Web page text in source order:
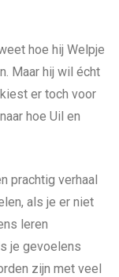
hoe hij Welpje
Maar hij wil écht
er toch voor
hoe Uil en
prachtig verhaal
als je er niet
leren
je gevoelens
zijn met veel